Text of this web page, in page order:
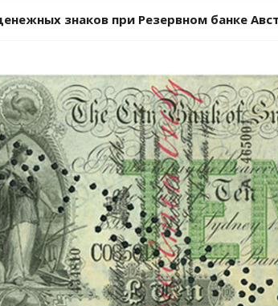
знаков при Резервном банке